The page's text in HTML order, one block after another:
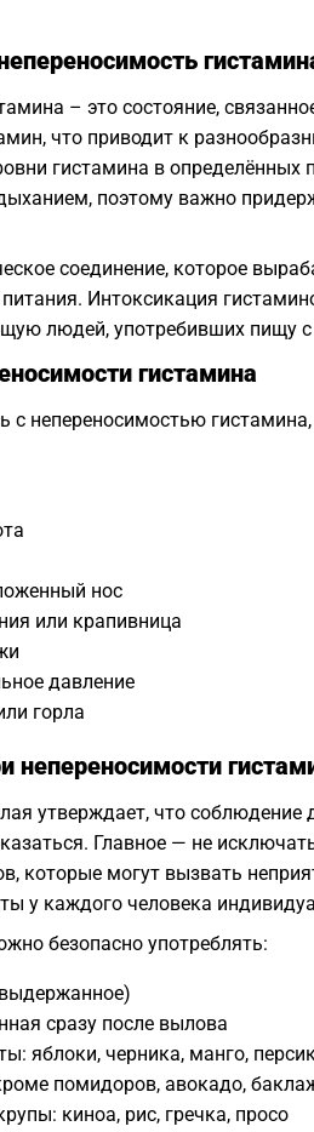
– это состояние,
что приводит к
гистамина в определённых
поэтому важно
соединение, которое
Интоксикация
людей, употребивших пищу
гистамина
с непереносимостью
нос
или крапивница
давление
горла
непереносимости
утверждает, что
Главное — не
которые могут вызвать
у каждого человека
безопасно употреблять:
сразу после вылова
яблоки, черника, манго,
помидоров, авокадо,
киноа, рис, гречка, просо